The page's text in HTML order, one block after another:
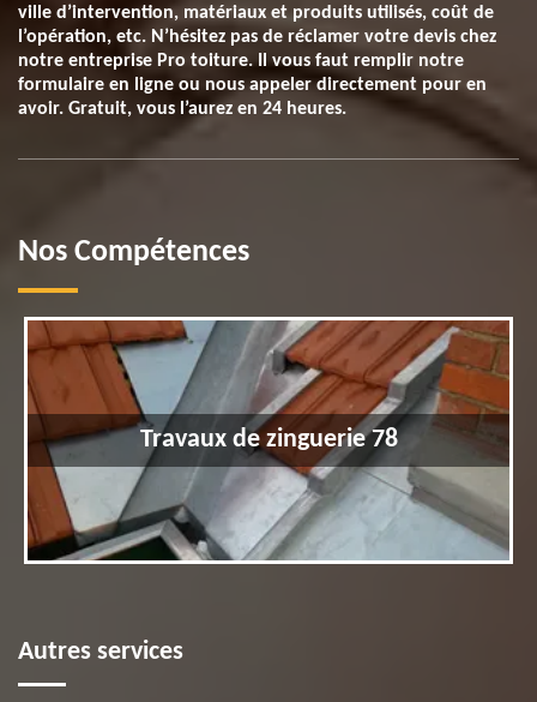
ville d’intervention, matériaux et produits utilisés, coût de
l’opération, etc. N’hésitez pas de réclamer votre devis chez
notre entreprise Pro toiture. Il vous faut remplir notre
formulaire en ligne ou nous appeler directement pour en
avoir. Gratuit, vous l’aurez en 24 heures.
Nos Compétences
Travaux de zinguerie 78
Autres services